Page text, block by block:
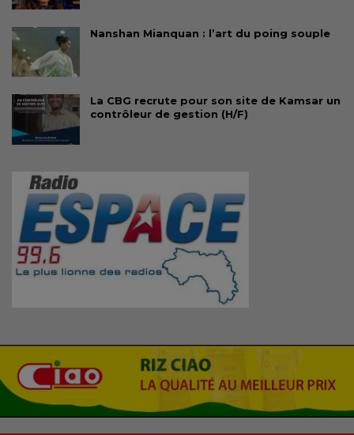
Nanshan Mianquan : l’art du poing souple
La CBG recrute pour son site de Kamsar un
contrôleur de gestion (H/F)